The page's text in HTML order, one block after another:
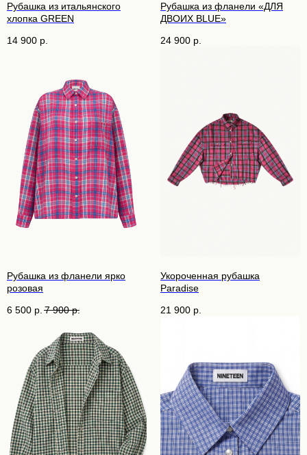
Рубашка из итальянского
хлопка GREEN
14 900 р.
Рубашка из фланели «ДЛЯ
ДВОИХ BLUE»
24 900 р.
Рубашка из фланели ярко
розовая
6 500 р. 7 900 р.
Укороченная рубашка
Paradise
21 900 р.